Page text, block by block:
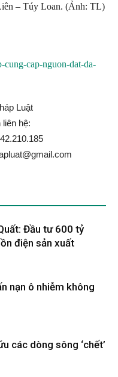
– Túy Loan. (Ảnh: TL)
cung-cap-nguon-dat-da-
Luật
liên hệ:
Đầu tư 600 tỷ
điện sản xuất
nạn ô nhiễm không
các dòng sông ‘chết’